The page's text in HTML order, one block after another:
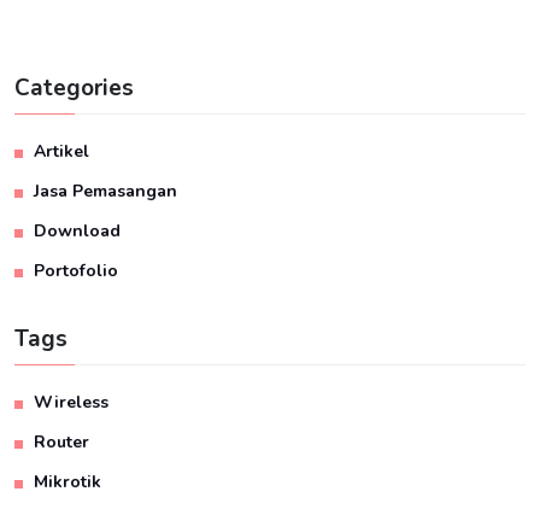
Categories
Artikel
Jasa Pemasangan
Download
Portofolio
Tags
Wireless
Router
Mikrotik